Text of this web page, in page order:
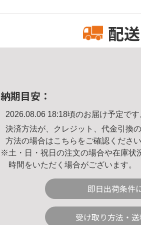
配
納期目安：
2026.08.06 18:18頃のお届け予定です
決済方法が、クレジット、代金引換
方法の場合はこちら をご確認ください
※土・日・祝日の注文の場合や在庫状
時間をいただく場合がございます。
即日出荷条件
受け取り方法・